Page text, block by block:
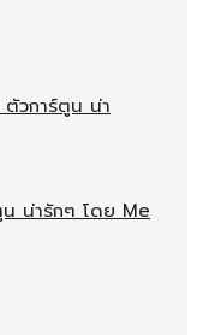
น่ารักๆ โดย Me